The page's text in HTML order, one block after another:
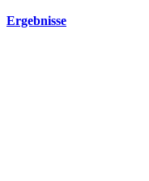
Ergebnisse